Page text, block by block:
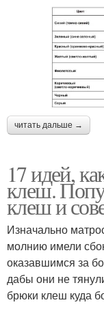
читать дальше →
17 идей,
клеш.
клеш и
Изначально
молнию имели
оказавшимся за
дабы они не
брюки клеш куда